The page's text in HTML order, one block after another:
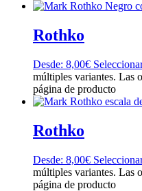
Rothko
Desde: 8,00€
múltiples variantes. Las
página de producto
Rothko
Desde: 8,00€
múltiples variantes. Las
página de producto